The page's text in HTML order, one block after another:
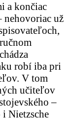
a končiac
nehovoriac už
robí iba pri
V tom
učiteľov
–
Nietzsche